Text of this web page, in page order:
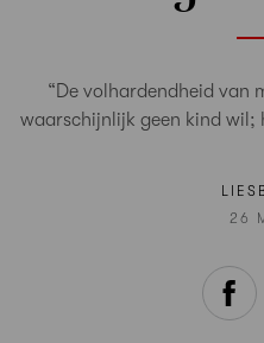
“De volhardendheid van
waarschijnlijk geen kind wil;
26